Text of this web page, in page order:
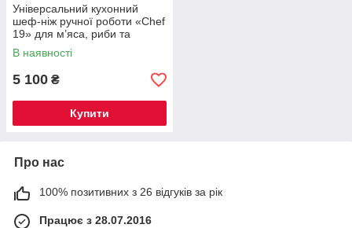
Універсальний кухонний
шеф-ніж ручної роботи «Chef
19» для м’яса, риби та
овочів, сталь N690 (60 HRC),
руків’я з граба
В наявності
5 100 ₴
Купити
Про нас
100% позитивних з 26 відгуків за рік
Працює з 28.07.2016